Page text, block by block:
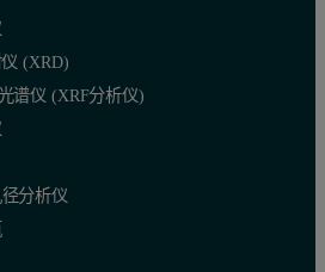
粉床技术的一个“分支”，它们的操
过程中加热组件来减少成品零件中
能量沉积 (DED)（或激光金属沉积
(XRD)
谱仪 (XRF分析仪)
分析仪